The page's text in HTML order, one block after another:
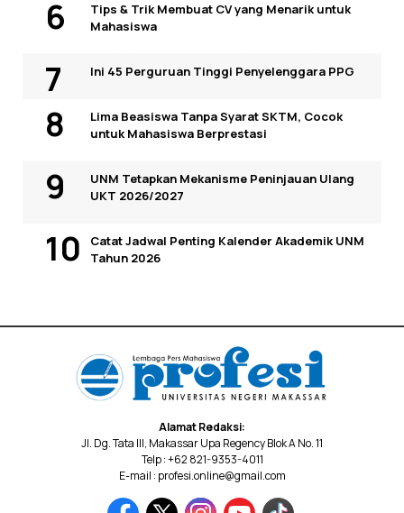
Tips & Trik Membuat CV yang Menarik untuk
Mahasiswa
Ini 45 Perguruan Tinggi Penyelenggara PPG
Lima Beasiswa Tanpa Syarat SKTM, Cocok
untuk Mahasiswa Berprestasi
UNM Tetapkan Mekanisme Peninjauan Ulang
UKT 2026/2027
Catat Jadwal Penting Kalender Akademik UNM
Tahun 2026
Alamat Redaksi:
Jl. Dg. Tata III, Makassar Upa Regency Blok A No. 11
Telp : +62 821-9353-4011
E-mail : profesi.online@gmail.com